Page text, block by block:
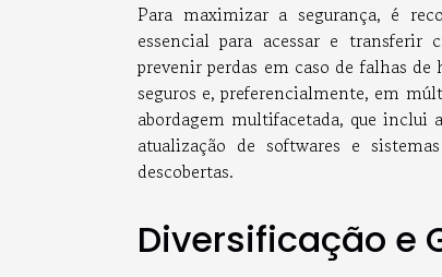
Para maximizar a segurança, é
essencial para acessar e transferir
prevenir perdas em caso de falhas
seguros e, preferencialmente, em
abordagem multifacetada, que inclui
atualização de softwares e
descobertas.
Diversificação e